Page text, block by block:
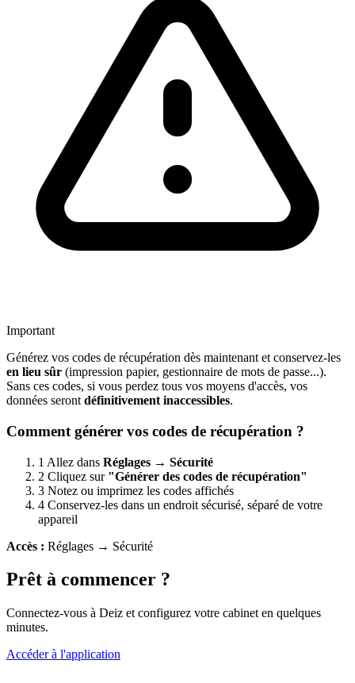
Important
Générez vos codes de récupération dès maintenant et conservez-les
en lieu sûr (impression papier, gestionnaire de mots de passe...).
Sans ces codes, si vous perdez tous vos moyens d'accès, vos
données seront définitivement inaccessibles.
Comment générer vos codes de récupération ?
1 Allez dans Réglages → Sécurité
2 Cliquez sur "Générer des codes de récupération"
3 Notez ou imprimez les codes affichés
4 Conservez-les dans un endroit sécurisé, séparé de votre
appareil
Accès : Réglages → Sécurité
Prêt à commencer ?
Connectez-vous à Deiz et configurez votre cabinet en quelques
minutes.
Accéder à l'application